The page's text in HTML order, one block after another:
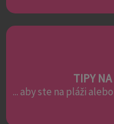
TIPY
... aby ste na pláži